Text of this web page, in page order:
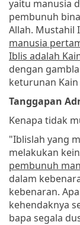
yaitu manusia
pembunuh
Allah. Mustahil
manusia
Iblis adalah
dengan
keturunan
Tanggapan
Kenapa tidak
"Iblislah yang
melakukan
pembunuh
dalam
kebenaran.
kehendaknya
bapa segala